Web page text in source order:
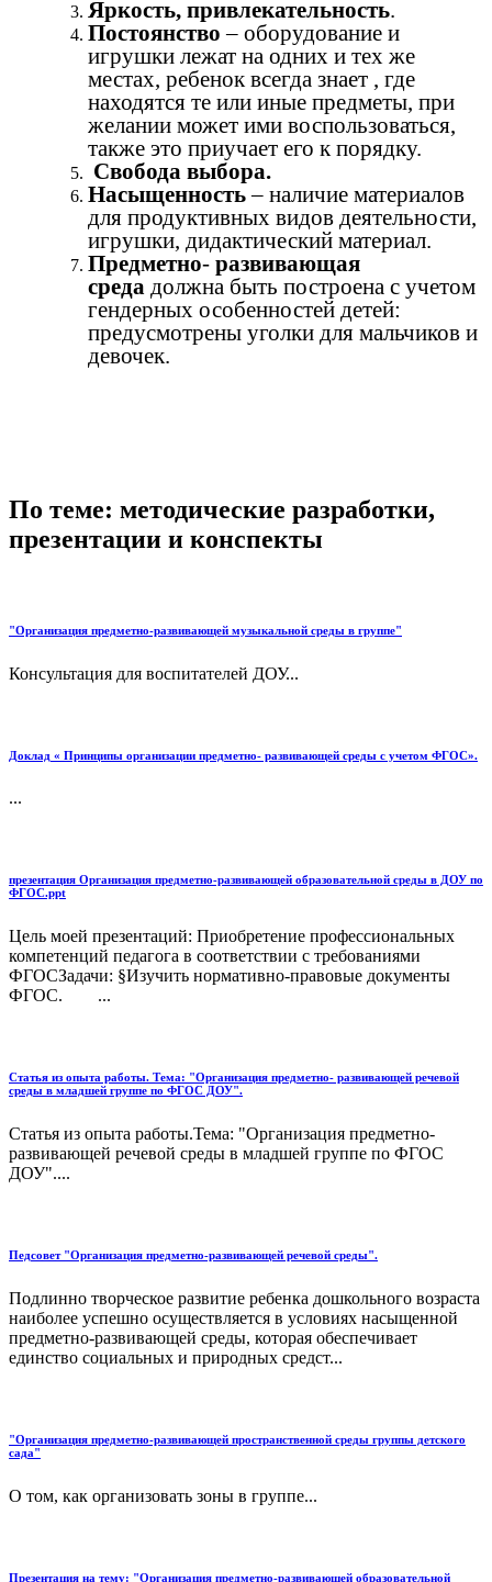
Яркость, привлекательность.
Постоянство– оборудование и
игрушки лежат на одних и тех же
местах, ребенок всегда знает , где
находятся те или иные предметы, при
желании может ими воспользоваться,
также это приучает его к порядку.
Свобода выбора.
Насыщенность– наличие материалов
для продуктивных видов деятельности,
игрушки, дидактический материал.
Предметно- развивающая
среда должна быть построена с учетом
гендерных особенностей детей:
предусмотрены уголки для мальчиков и
девочек.
По теме: методические разработки,
презентации и конспекты
"Организация предметно-развивающей музыкальной среды в группе"
Консультация для воспитателей ДОУ...
Доклад « Принципы организации предметно- развивающей среды с учетом ФГОС».
...
презентация Организация предметно-развивающей образовательной среды в ДОУ по
ФГОС.ppt
Цель моей презентаций: Приобретение профессиональных
компетенций педагога в соответствии с требованиями
ФГОСЗадачи: §Изучить нормативно-правовые документы
ФГОС. ...
Статья из опыта работы. Тема: "Организация предметно- развивающей речевой
среды в младшей группе по ФГОС ДОУ".
Статья из опыта работы.Тема: "Организация предметно-
развивающей речевой среды в младшей группе по ФГОС
ДОУ"....
Педсовет "Организация предметно-развивающей речевой среды".
Подлинно творческое развитие ребенка дошкольного возраста
наиболее успешно осуществляется в условиях насыщенной
предметно-развивающей среды, которая обеспечивает
единство социальных и природных средст...
"Организация предметно-развивающей пространственной среды группы детского
сада"
О том, как организовать зоны в группе...
Презентация на тему: "Организация предметно-развивающей образовательной